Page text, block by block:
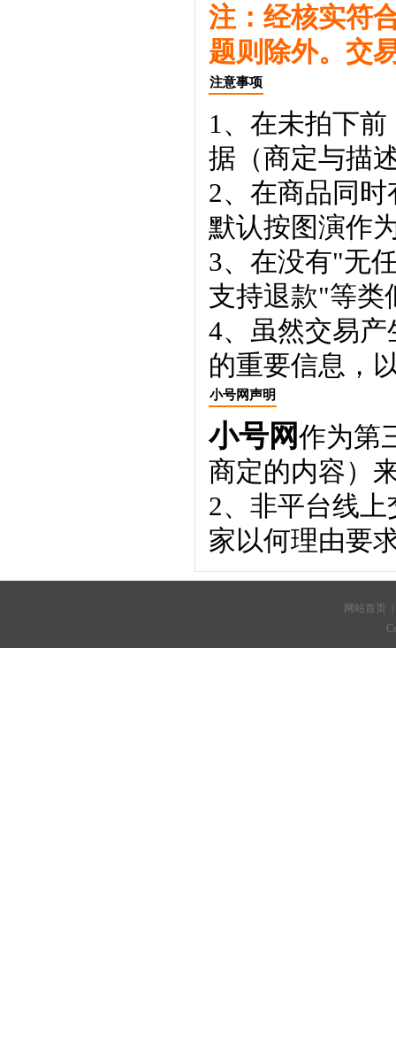
注：经核实符
题则除外。交
注意事项
1、在未拍下
据（商定与描
2、在商品同
默认按图演作
3、在没有"无
支持退款"等类
4、虽然交易
的重要信息，
小号网声明
小号网作为第
商定的内容）
2、非平台线
家以何理由要
网站首页